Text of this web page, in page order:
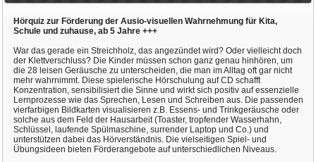
Hörquiz zur Förderung der Ausio-visuellen Wahrnehmung für Kita,
Schule und zuhause, ab 5 Jahre +++
War das gerade ein Streichholz, das angezündet wird? Oder vielleicht doch
der Klettverschluss? Die Kinder müssen schon ganz genau hinhören, um
die 28 leisen Geräusche zu unterscheiden, die man im Alltag oft gar nicht
mehr wahrnimmt. Diese spielerische Hörschulung auf CD schafft
Konzentration, sensibilisiert die Sinne und wirkt sich positiv auf essenzielle
Lernprozesse wie das Sprechen, Lesen und Schreiben aus. Die passenden
vierfarbigen Bildkarten visualisieren z.B. Essens- und Trinkgeräusche oder
solche aus dem Feld der Hausarbeit (Toaster, tropfender Wasserhahn,
Schlüssel, laufende Spülmaschine, surrender Laptop und Co.) und
unterstützen dabei das Hörverständnis. Die vielseitigen Spiel- und
Übungsideen bieten Förderangebote auf unterschiedlichen Niveaus.